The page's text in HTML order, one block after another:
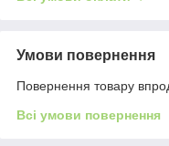
Умови повернення
Повернення товару
Всі умови повернення